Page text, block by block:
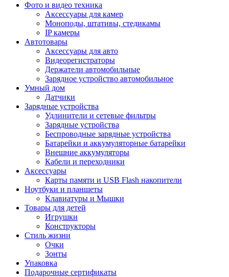
Фото и видео техника
Аксессуары для камер
Моноподы, штативы, стедикамы
IP камеры
Автотовары
Аксессуары для авто
Видеорегистраторы
Держатели автомобильные
Зарядное устройство автомобильное
Умный дом
Датчики
Зарядные устройства
Удлинители и сетевые фильтры
Зарядные устройства
Беспроводные зарядные устройства
Батарейки и аккумуляторные батарейки
Внешние аккумуляторы
Кабели и переходники
Аксессуары
Карты памяти и USB Flash накопители
Ноутбуки и планшеты
Клавиатуры и Мышки
Товары для детей
Игрушки
Конструкторы
Стиль жизни
Очки
Зонты
Упаковка
Подарочные сертификаты